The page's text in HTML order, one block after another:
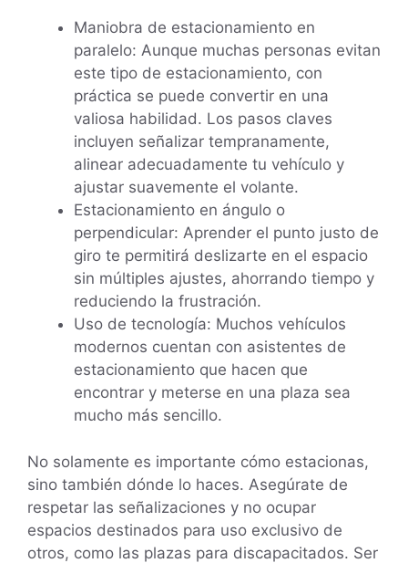
Maniobra de estacionamiento en
paralelo: Aunque muchas personas evitan
este tipo de estacionamiento, con
práctica se puede convertir en una
valiosa habilidad. Los pasos claves
incluyen señalizar tempranamente,
alinear adecuadamente tu vehículo y
ajustar suavemente el volante.
Estacionamiento en ángulo o
perpendicular: Aprender el punto justo de
giro te permitirá deslizarte en el espacio
sin múltiples ajustes, ahorrando tiempo y
reduciendo la frustración.
Uso de tecnología: Muchos vehículos
modernos cuentan con asistentes de
estacionamiento que hacen que
encontrar y meterse en una plaza sea
mucho más sencillo.
No solamente es importante cómo estacionas,
sino también dónde lo haces. Asegúrate de
respetar las señalizaciones y no ocupar
espacios destinados para uso exclusivo de
otros, como las plazas para discapacitados. Ser